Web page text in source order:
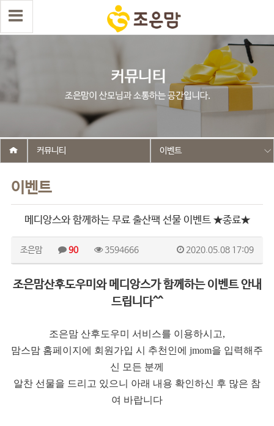
이벤트
커뮤니티 이벤트
메디앙스와 함께하는 무료 출산팩 선물 이벤트 ★종료★
조은맘 90 3594666 2020.05.08 17:09
조은맘산후도우미와 메디앙스가 함께하는 이벤트 안내
드립니다^^
조은맘 산후도우미 서비스를 이용하시고,
맘스맘 홈페이지에 회원가입 시 추천인에 jmom을 입력해주
신 모든 분께
알찬 선물을 드리고 있으니 아래 내용 확인하신 후 많은 참
여 바랍니다